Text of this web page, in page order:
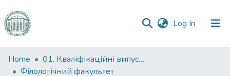
Log In (current)
Communities
&
Home
01. Кваліфікаційні випускні роботи здобувачів вищої освіти
Філологічний факультет